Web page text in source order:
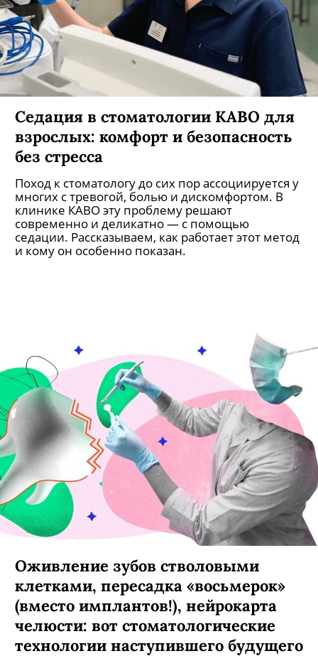
Седация в стоматологии КАВО для
взрослых: комфорт и безопасность
без стресса
Поход к стоматологу до сих пор ассоциируется у
многих с тревогой, болью и дискомфортом. В
клинике КАВО эту проблему решают
современно и деликатно — с помощью
седации. Рассказываем, как работает этот метод
и кому он особенно показан.
Оживление зубов стволовыми
клетками, пересадка «восьмерок»
(вместо имплантов!), нейрокарта
челюсти: вот стоматологические
технологии наступившего будущего